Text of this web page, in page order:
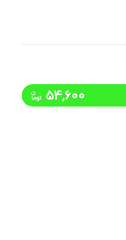
54,600 توما
ن